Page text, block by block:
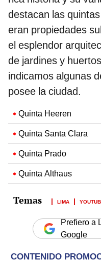
destacan las
eran propiedades
el esplendor
de jardines y
indicamos algunas
posee la ciudad.
Quinta Heeren
Quinta Santa Clara
Quinta Prado
Quinta Althaus
LIMA
Prefiero a
Google